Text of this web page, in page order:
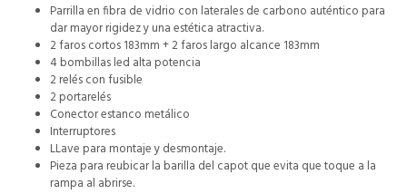
Parrilla en fibra de vidrio con laterales de carbono auténtico para
dar mayor rigidez y una estética atractiva.
2 faros cortos 183mm + 2 faros largo alcance 183mm
4 bombillas led alta potencia
2 relés con fusible
2 portarelés
Conector estanco metálico
Interruptores
LLave para montaje y desmontaje.
Pieza para reubicar la barilla del capot que evita que toque a la
rampa al abrirse.